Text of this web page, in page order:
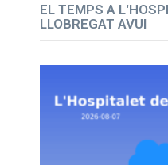
EL TEMPS A
LLOBREGAT AVUI